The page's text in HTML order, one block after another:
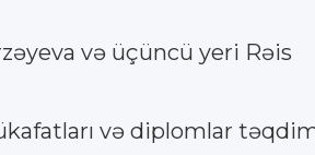
və üçüncü yeri Rəis
və diplomlar